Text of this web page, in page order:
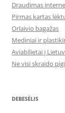
Draudimas
Pirmas kartas
Orlaivio bagažas
Mediniai ir
Aviabilietai į
Ne visi skraido
DEBESĖLIS